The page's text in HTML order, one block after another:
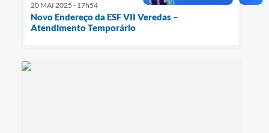
20 MAI 2025 - 17h54
Novo Endereço da ESF VII Veredas –
Atendimento Temporário